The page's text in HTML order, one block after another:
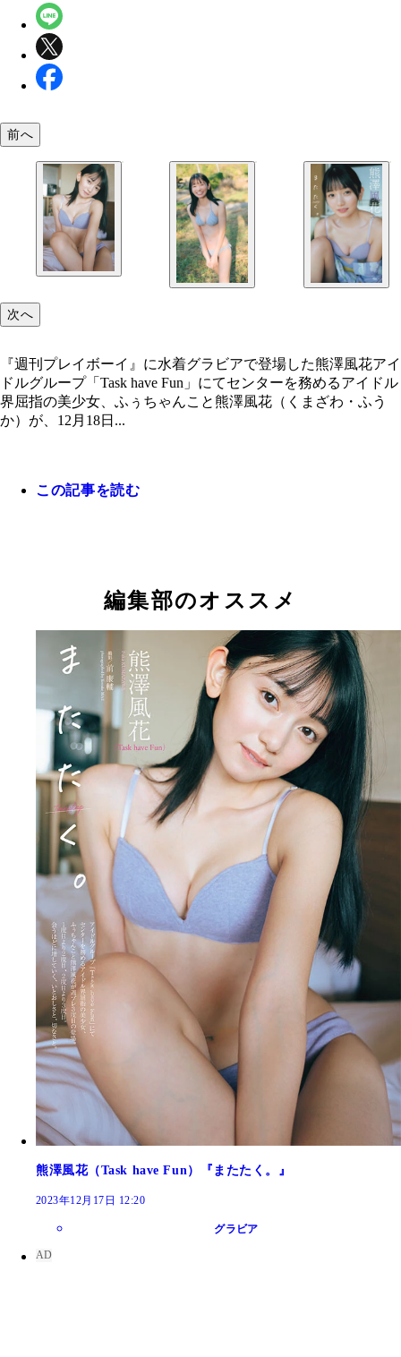
【デジタル限定】熊澤風花写真集『またたく。』
熊澤風花デジタル写真集『またたく。』 撮影／
前へ
次へ
『週刊プレイボーイ』に水着グラビアで登場した熊澤風花アイ
ドルグループ「Task have Fun」にてセンターを務めるアイドル
界屈指の美少女、ふぅちゃんこと熊澤風花（くまざわ・ふう
か）が、12月18日...
この記事を読む
編集部のオススメ
熊澤風花（Task have Fun）『またたく。』
2023年12月17日 12:20
グラビア